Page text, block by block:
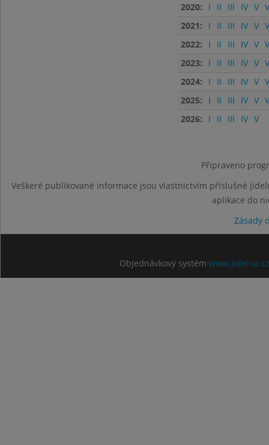
2020:
I II III IV V
2021:
I II III IV V
2022:
I II III IV V
2023:
I II III IV V
2024:
I II III IV V
2025:
I II III IV V
2026:
I II III IV V
Připraveno
Veškeré publikované informace jsou vlastnictvím příslušné
aplikace do
Zásady
Objednávkový systém www.jidelna.cz